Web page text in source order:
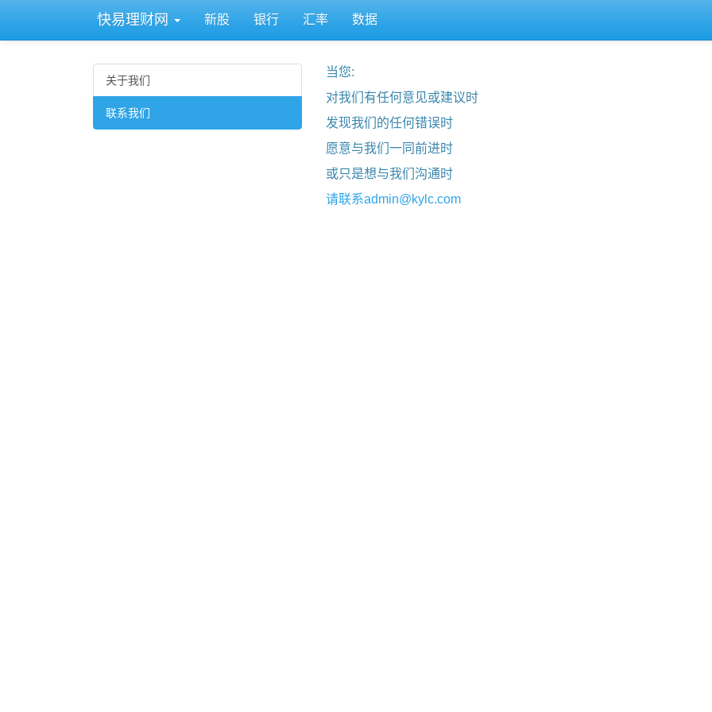
快易理财网 新股 银行 汇率 数据
关于我们
联系我们
当您:
对我们有任何意见或建议时
发现我们的任何错误时
愿意与我们一同前进时
或只是想与我们沟通时
请联系admin@kylc.com